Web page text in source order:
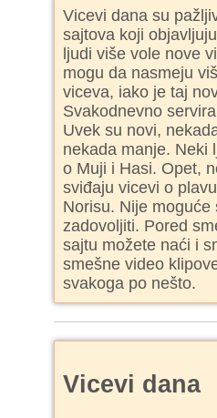
Vicevi dana su
sajtova koji
ljudi više vole nove
mogu da nasmeju
viceva, iako je taj
Svakodnevno
Uvek su novi,
nekada manje. Neki
o Muji i Hasi. Opet,
sviđaju vicevi o
Norisu. Nije moguće
zadovoljiti. Pored
sajtu možete naći i
smešne video
svakoga po nešto.
Vicevi dana